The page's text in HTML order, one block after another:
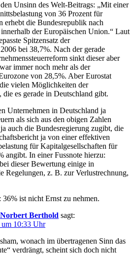
Unsinn des Welt-Beitrags: „Mit einer
von 36 Prozent für
erhebt die Bundesrepublik nach
innerhalb der Europäischen Union.“ Laut
Spitzensatz der
bei 38,7%. Nach der gerade
sinkt dieser aber
immer noch mehr als der
von 28,5%. Aber Eurostat
vielen Möglichkeiten der
die es gerade in Deutschland gibt.
Unternehmen in Deutschland ja
als sich aus den obigen Zahlen
auch die Bundesregierung zugibt, die
ja von einer effektiven
für Kapitalgesellschaften für
angibt. In einer Fussnote hierzu:
dieser Bewertung einige in
Regelungen, z. B. zur Verlustrechnung,
ist nicht Ernst zu nehmen.
Norbert Berthold sagt:
10:33 Uhr
wonach im übertragenen Sinn das
verdrängt, scheint sich doch nicht